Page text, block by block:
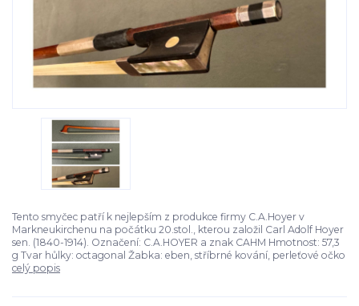
Tento smyčec patří k nejlepším z produkce firmy C.A.Hoyer v
Markneukirchenu na počátku 20.stol., kterou založil Carl Adolf Hoyer
sen. (1840-1914). Označení: C.A.HOYER a znak CAHM Hmotnost: 57,3
g Tvar hůlky: octagonal Žabka: eben, stříbrné kování, perleťové očko
celý popis